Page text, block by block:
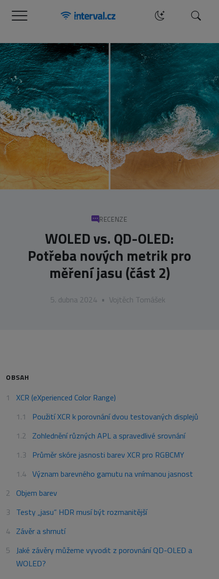
Menu Hledat
RECENZE
WOLED vs. QD-OLED:
Potřeba nových metrik pro
měření jasu (část 2)
5. dubna 2024 • Vojtěch Tomášek
OBSAH
XCR (eXperienced Color Range)
Použití XCR k porovnání dvou testovaných displejů
Zohlednění různých APL a spravedlivé srovnání
Průměr skóre jasnosti barev XCR pro RGBCMY
Význam barevného gamutu na vnímanou jasnost
Objem barev
Testy „jasu“ HDR musí být rozmanitější
Závěr a shrnutí
Jaké závěry můžeme vyvodit z porovnání QD-OLED a
WOLED?